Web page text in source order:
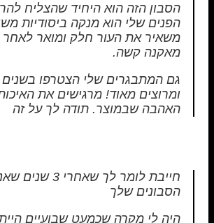
הסבון הזה הוא היחיד שהצליח
הפנים שלי הוא מנקה ביסודיות
משאיר את העור חלק ומואר
מאקנה קשה.
גם המתבגרים שלי הצטרפו בשנים
ומרוצים מאוד! מרגישים את
האהבה שבמוצר. תודה לך על זה
חייבת לומר לך
הסבונים שלך
היה לי מקרה שכמעט שבועיים